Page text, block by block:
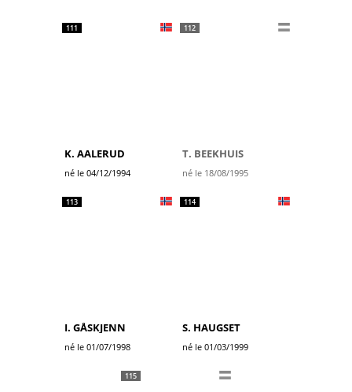
111
K. AALERUD
né le 04/12/1994
112
T. BEEKHUIS
né le 18/08/1995
113
I. GÅSKJENN
né le 01/07/1998
114
S. HAUGSET
né le 01/03/1999
115